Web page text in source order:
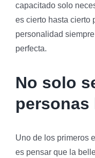
capacitado solo
es cierto hasta cierto
personalidad
perfecta.
No solo
personas
Uno de los primeros
es pensar que la